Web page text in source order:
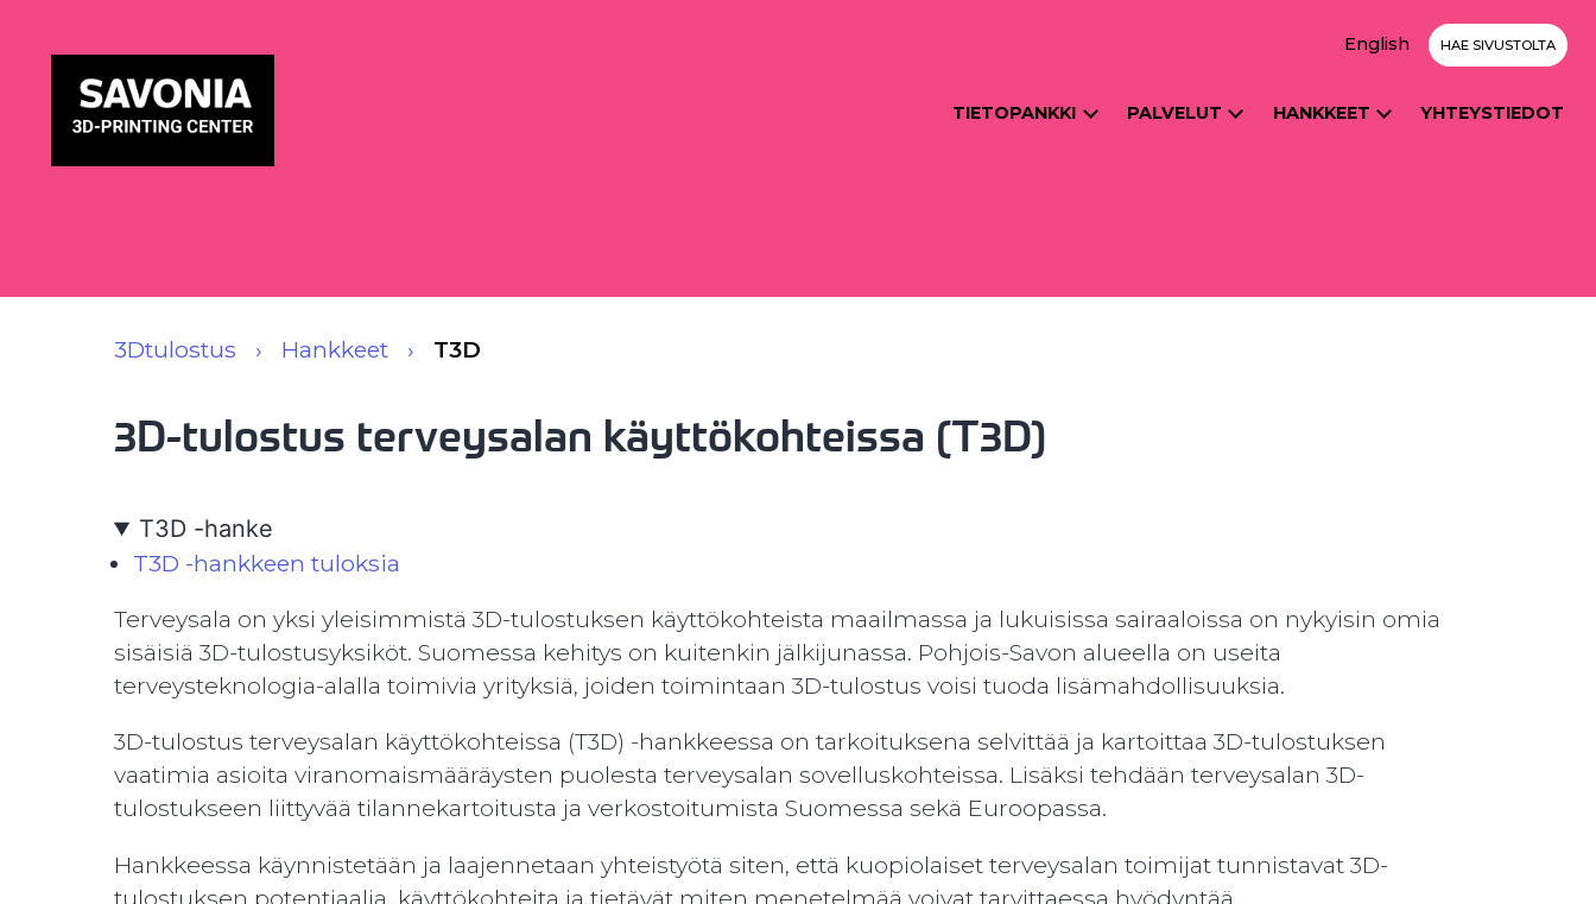
English HAE SIVUSTOLTA
TIETOPANKKI PALVELUT HANKKEET YHTEYSTIEDOT
3Dtulostus Hankkeet T3D
3D-tulostus terveysalan käyttökohteissa (T3D)
T3D -hanke
T3D -hankkeen tuloksia
Terveysala on yksi yleisimmistä 3D-tulostuksen käyttökohteista maailmassa ja lukuisissa sairaaloissa on nykyisin omia
sisäisiä 3D-tulostusyksiköt. Suomessa kehitys on kuitenkin jälkijunassa. Pohjois-Savon alueella on useita
terveysteknologia-alalla toimivia yrityksiä, joiden toimintaan 3D-tulostus voisi tuoda lisämahdollisuuksia.
3D-tulostus terveysalan käyttökohteissa (T3D) -hankkeessa on tarkoituksena selvittää ja kartoittaa 3D-tulostuksen
vaatimia asioita viranomaismääräysten puolesta terveysalan sovelluskohteissa. Lisäksi tehdään terveysalan 3D-
tulostukseen liittyvää tilannekartoitusta ja verkostoitumista Suomessa sekä Euroopassa.
Hankkeessa käynnistetään ja laajennetaan yhteistyötä siten, että kuopiolaiset terveysalan toimijat tunnistavat 3D-
tulostuksen potentiaalia, käyttökohteita ja tietävät miten menetelmää voivat tarvittaessa hyödyntää.